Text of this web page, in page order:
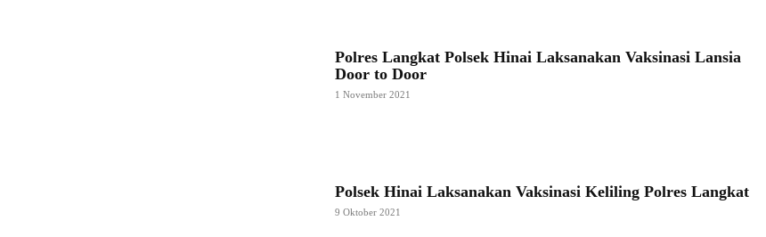
Polres Langkat Polsek Hinai Laksanakan Vaksinasi Lansia
Door to Door
1 November 2021
Polsek Hinai Laksanakan Vaksinasi Keliling Polres Langkat
9 Oktober 2021